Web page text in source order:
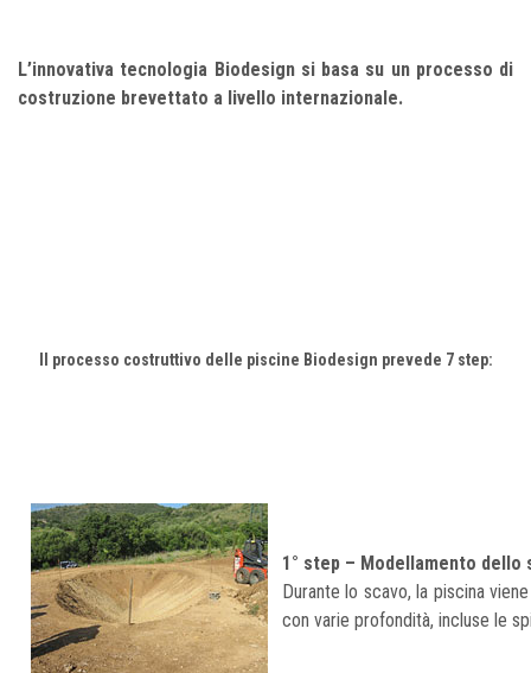
L’innovativa tecnologia Biodesign si basa su un processo di
costruzione brevettato a livello internazionale.
Il processo costruttivo delle piscine Biodesign prevede 7 step:
1° step – Modellamento dello
Durante lo scavo, la piscina
con varie profondità, incluse le